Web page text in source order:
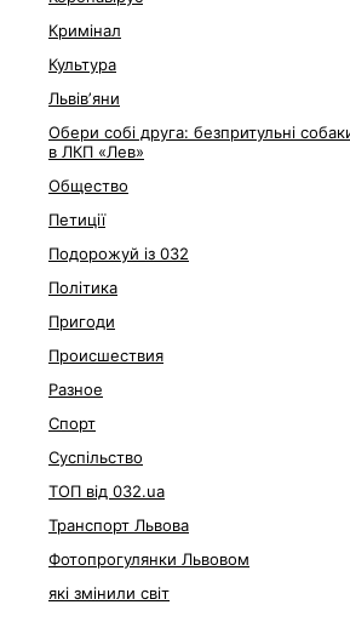
Кримінал
Культура
Львівʼяни
Обери собі друга: безпритульні
в ЛКП «Лев»
Общество
Петиції
Подорожуй із 032
Політика
Пригоди
Происшествия
Разное
Спорт
Суспільство
ТОП від 032.ua
Транспорт Львова
Фотопрогулянки Львовом
які змінили світ